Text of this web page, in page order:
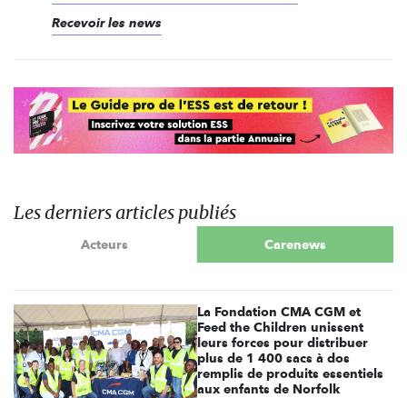
Recevoir les news
Les derniers articles publiés
Acteurs Carenews
La Fondation CMA CGM et
Feed the Children unissent
leurs forces pour distribuer
plus de 1 400 sacs à dos
remplis de produits essentiels
aux enfants de Norfolk